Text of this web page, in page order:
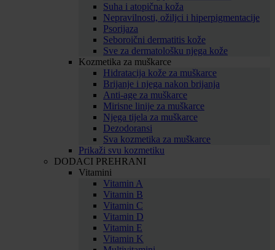
Suha i atopična koža
Nepravilnosti, ožiljci i hiperpigmentacije
Psorijaza
Seboroični dermatitis kože
Sve za dermatološku njega kože
Kozmetika za muškarce
Hidratacija kože za muškarce
Brijanje i njega nakon brijanja
Anti-age za muškarce
Mirisne linije za muškarce
Njega tijela za muškarce
Dezodoransi
Sva kozmetika za muškarce
Prikaži svu kozmetiku
DODACI PREHRANI
Vitamini
Vitamin A
Vitamin B
Vitamin C
Vitamin D
Vitamin E
Vitamin K